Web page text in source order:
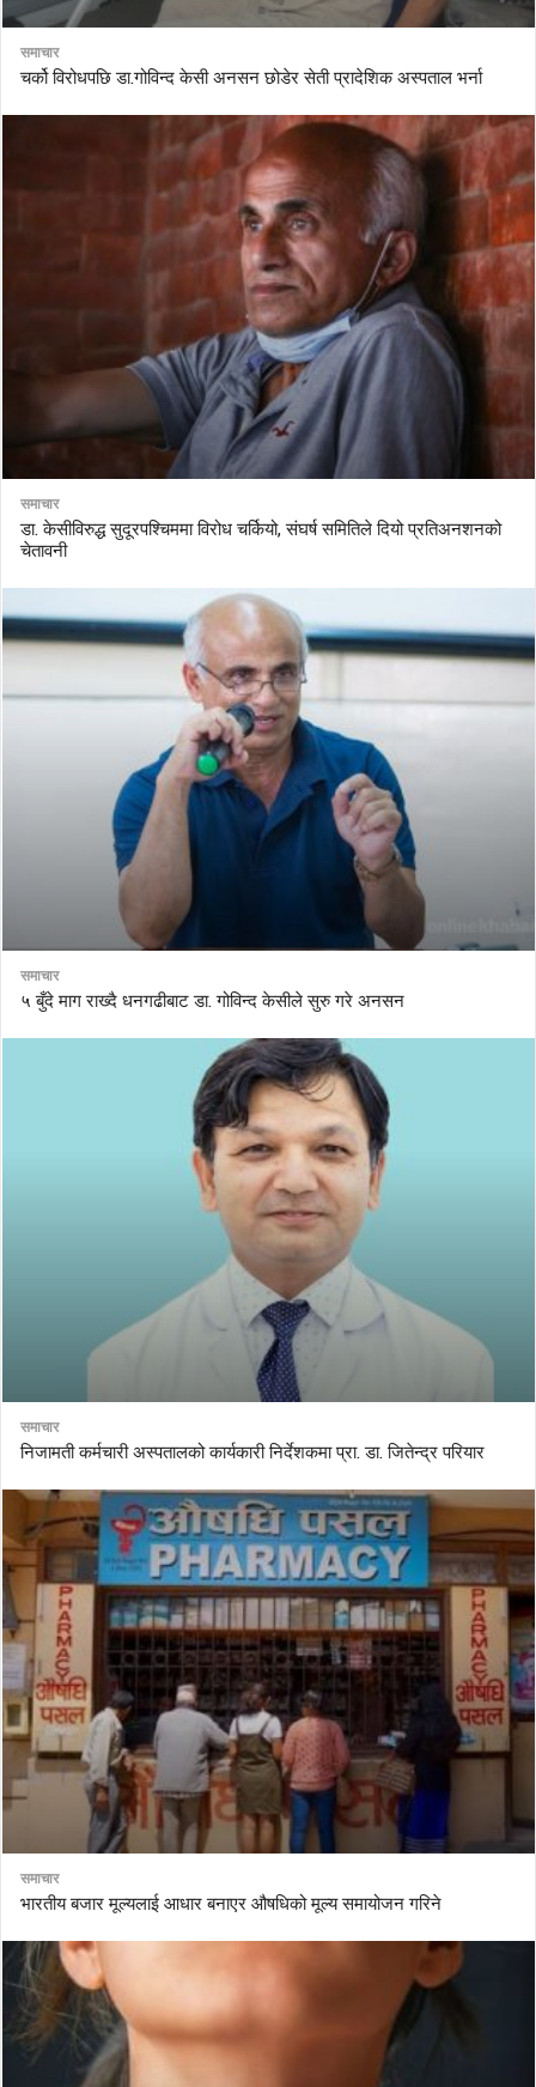
समाचार
चर्को विरोधपछि डा.गोविन्द केसी अनसन छोडेर सेती प्रादेशिक अस्पताल भर्ना
समाचार
डा. केसीविरुद्ध सुदूरपश्चिममा विरोध चर्कियो, संघर्ष समितिले दियो प्रतिअनशनको
चेतावनी
समाचार
५ बुँदे माग राख्दै धनगढीबाट डा. गोविन्द केसीले सुरु गरे अनसन
समाचार
निजामती कर्मचारी अस्पतालको कार्यकारी निर्देशकमा प्रा. डा. जितेन्द्र परियार
समाचार
भारतीय बजार मूल्यलाई आधार बनाएर औषधिको मूल्य समायोजन गरिने